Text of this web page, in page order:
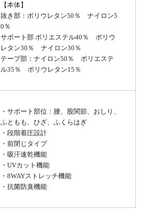
【本体】
抜き部：ポリウレタン50％ ナイロン5
0％
サポート部 ポリエステル40％ ポリウ
レタン30％ ナイロン30％
テープ部：ナイロン50％ ポリエステ
ル35％ ポリウレタン15％
・サポート部位：腰、股関節、おしり、
ふともも、ひざ、ふくらはぎ
・段階着圧設計
・前閉じタイプ
・吸汗速乾機能
・UVカット機能
・8WAYストレッチ機能
・抗菌防臭機能